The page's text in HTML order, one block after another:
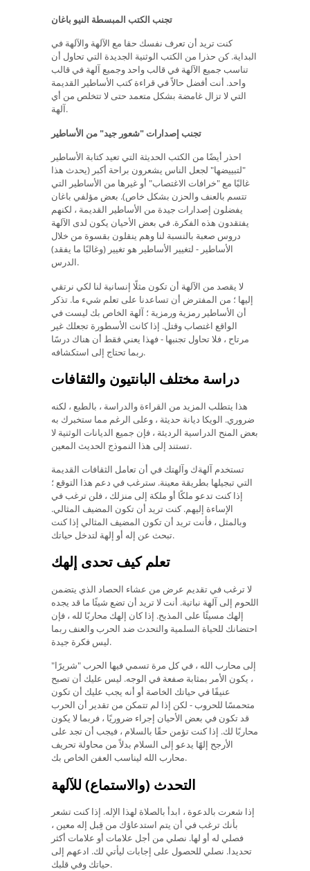
تجنب الكتب المبسطة النيو باغان
كنت تريد أن تعرف نفسك حقا مع الآلهة والآلهة في
البداية. كن حذرا من الكتب الوثنية الجديدة التي تحاول أن
تناسب جميع الآلهة في قالب واحد وجميع آلهة في قالب
واحد. أنت أفضل حالاً في قراءة كتب الأساطير القديمة
التي لا تزال غامضة بشكل متعمد حتى لا تتخلص من أي
آلهة.
تجنب إصدارات "شعور جيد" من الأساطير
احذر أيضًا من الكتب الحديثة التي تعيد كتابة الأساطير
"لتبييضها" لجعل الناس يشعرون براحة أكبر (يحدث هذا
غالبًا مع "خرافات الاغتصاب" أو غيرها من الأساطير التي
تتسم بالعنف والحزن بشكل خاص). بعض مؤلفي باغان
يفضلون إصدارات جيدة من الأساطير القديمة ، لكنهم
يفتقدون هذه الفكرة. في بعض الأحيان يكون لدى الآلهة
دروس صعبة بالنسبة لنا وهم ينقلون بقسوة من خلال
الأساطير - لتغيير الأساطير هو تغيير (وغالبًا ما يفقد)
الدرس.
لا يقصد من الآلهة أن تكون مثلًا إنسانية لنا لكي نرتقي
إليها ؛ من المفترض أن تساعدنا على تعلم شيء ما. تذكر
أن الأساطير رمزية ورمزية ؛ آلهة الخاص بك ليست في
الواقع اغتصاب وقتل. إذا كانت الأسطورة تجعلك غير
مرتاح ، فلا تحاول تجنبها - فهذا يعني فقط أن هناك درسًا
ربما تحتاج إلى استكشافه.
دراسة مختلف البانتيون والثقافات
هذا يتطلب المزيد من القراءة والدراسة ، بالطبع ، لكنه
ضروري. الويكا ديانة حديثة ، وعلى الرغم مما ستخبرك به
بعض المنح الدراسية الرديئة ، فإن جميع الديانات الوثنية لا
تستند إلى هذا النموذج الحديث المعين.
تستخدم آلهةك وآلهتك في أن تعامل الثقافات القديمة
التي تبجيلها بطريقة معينة. سترغب في دعم هذا التوقع ؛
إذا كنت تدعو ملكًا أو ملكة إلى منزلك ، فلن ترغب في
الإساءة إليهم. كنت تريد أن تكون المضيف المثالي.
وبالمثل ، فأنت تريد أن تكون المضيف المثالي إذا كنت
تبحث عن إله أو إلهة لتدخل حياتك.
تعلم كيف تحدى إلهك
لا ترغب في تقديم عرض من عشاء الحصاد الذي يتضمن
اللحوم إلى آلهة نباتية. أنت لا تريد أن تضع شيئًا ما قد يجده
إلهك مسيئًا على المذبح. إذا كان إلهك محاربًا لله ، فإن
احتضانك للحياة السلمية والتحدث ضد الحرب والعنف ربما
ليس فكرة جيدة.
إلى محارب الله ، في كل مرة تسمي فيها الحرب "شريرًا"
، يكون الأمر بمثابة صفعة في الوجه. ليس عليك أن تصبح
عنيفًا في حياتك الخاصة أو أنه يجب عليك أن تكون
متحمسًا للحروب - لكن إذا لم تتمكن من تقدير أن الحرب
قد تكون في بعض الأحيان إجراء ضروريًا ، فربما لا يكون
محاربًا لك. إذا كنت تؤمن حقًا بالسلام ، فيجب أن تجد على
الأرجح إلهًا يدعو إلى السلام بدلاً من محاولة تحريف
محارب الله ليناسب العفن الخاص بك.
التحدث (والاستماع) للآلهة
إذا شعرت بالدعوة ، ابدأ بالصلاة لهذا الإله. إذا كنت تشعر
بأنك ترغب في أن يتم استدعاؤك من قِبل إله معين ،
فصلي له أو لها. نصلي من أجل علامات أو علامات أكثر
تحديدا. نصلي للحصول على إجابات ليأتي لك. ادعهم إلى
حياتك وفي قلبك.